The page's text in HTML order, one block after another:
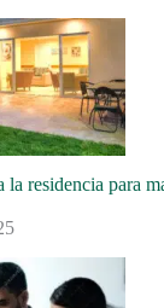
la residencia para